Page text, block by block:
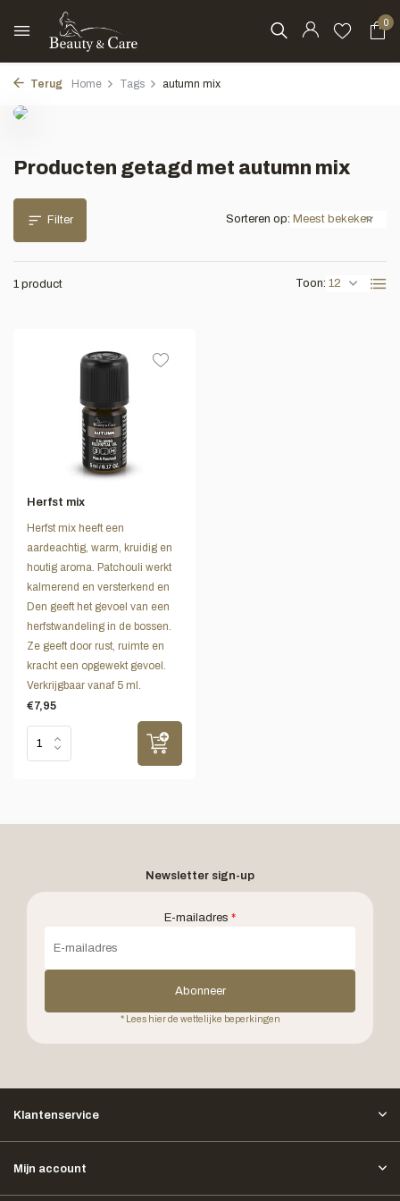
0
Terug Home Tags autumn mix
Producten getagd met autumn mix
Filter
1 product Toon:
Sorteren op:
Herfst mix
Herfst mix heeft een
aardeachtig, warm, kruidig en
houtig aroma. Patchouli werkt
kalmerend en versterkend en
Den geeft het gevoel van een
herfstwandeling in de bossen.
Ze geeft door rust, ruimte en
kracht een opgewekt gevoel.
Verkrijgbaar vanaf 5 ml.
€7,95
Newsletter sign-up
E-mailadres *
Abonneer
* Lees hier de wettelijke beperkingen
Klantenservice
Mijn account